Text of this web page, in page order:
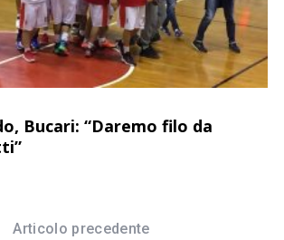
Bucari: “Daremo filo da
Articolo precedente